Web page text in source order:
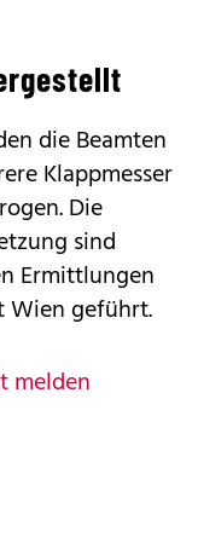
die Beamten
Klappmesser
Die
sind
Ermittlungen
Wien geführt.
melden